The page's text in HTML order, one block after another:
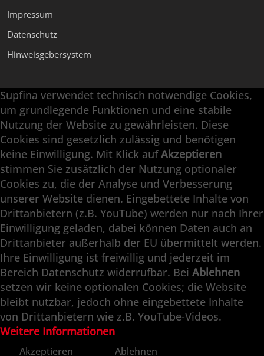
Impressum
Datenschutz
Hinweisgebersystem
Supfina Anbaugeräte
Supfina Partner Portal
Supfina Grieshaber GmbH & Co. KG
Schmelzegrün 7
77709 Wolfach / Deutschland
+49 7834 866-0
info@supfina.com
Engineering with High Precision
Superfinish · Planfinish · Feinschleifen ·
Doppelplanschleifen · Automation · Service
Supfina verwendet technisch notwendige Cookies,
um grundlegende Funktionen und eine stabile
Nutzung der Website zu gewährleisten. Diese
Cookies sind gesetzlich zulässig und benötigen
keine Einwilligung. Mit Klick aufAkzeptieren
stimmen Sie zusätzlich der Nutzung optionaler
Cookies zu, die der Analyse und Verbesserung
unserer Website dienen. Eingebettete Inhalte von
Drittanbietern (z.B. YouTube) werden nur nach Ihrer
Einwilligung geladen, dabei können Daten auch an
Drittanbieter außerhalb der EU übermittelt werden.
Ihre Einwilligung ist freiwillig und jederzeit im
Bereich Datenschutz widerrufbar. Bei Ablehnen
setzen wir keine optionalen Cookies; die Website
bleibt nutzbar, jedoch ohne eingebettete Inhalte
von Drittanbietern wie z.B. YouTube-Videos.
Weitere Informationen
Akzeptieren Ablehnen